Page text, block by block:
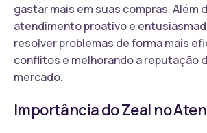
gastar mais em suas compras. Além
atendimento proativo e
resolver problemas de forma mais
conflitos e melhorando a reputação
mercado.
Importância do Zeal no